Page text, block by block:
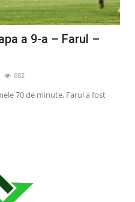
a 9-a – Farul –
682
70 de minute, Farul a fost